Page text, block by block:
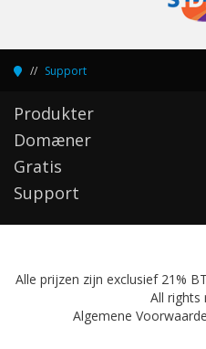
Support
Produkter
Domæner
Gratis
Support
Alle prijzen zijn exclusief 21%
All rights
Algemene